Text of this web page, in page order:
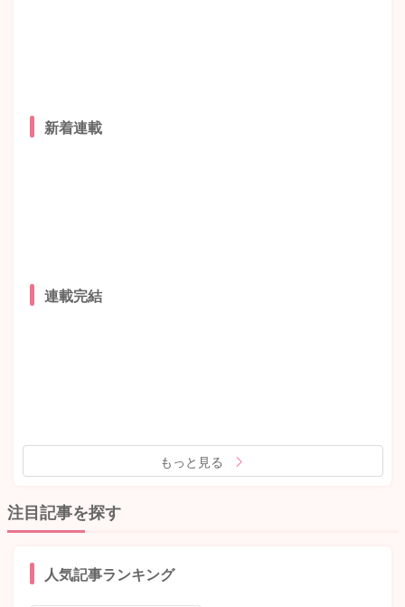
新着連載
連載完結
もっと見る
注目記事を探す
人気記事ランキング